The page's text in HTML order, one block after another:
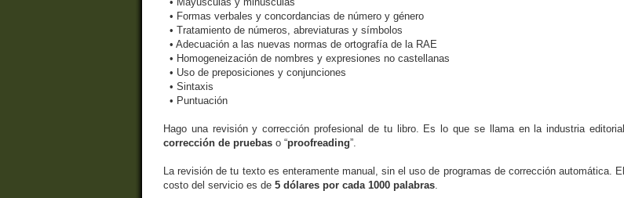
• Formas verbales y concordancias de número y género
• Tratamiento de números, abreviaturas y símbolos
• Adecuación a las nuevas normas de ortografía de la RAE
• Homogeneización de nombres y expresiones no castellanas
• Uso de preposiciones y conjunciones
• Sintaxis
• Puntuación
Hago una revisión y corrección profesional de tu libro. Es lo que se llama en la industria editorial
corrección de pruebas o “proofreading‎”.
La revisión de tu texto es enteramente manual, sin el uso de programas de corrección automática. El
costo del servicio es de 5 dólares por cada 1000 palabras.